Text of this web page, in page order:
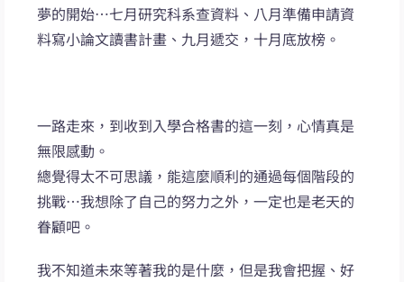
夢的開始…七月研究科系查資料、八月準備申請資
料寫小論文讀書計畫、九月遞交，十月底放榜。
一路走來，到收到入學合格書的這一刻，心情真是
無限感動。
總覺得太不可思議，能這麼順利的通過每個階段的
挑戰…我想除了自己的努力之外，一定也是老天的
眷顧吧。
我不知道未來等著我的是什麼，但是我會把握、好